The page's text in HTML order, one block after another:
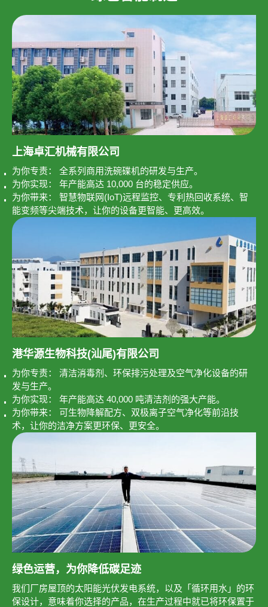
上海卓汇机械有限公司
为你专责： 全系列商用洗碗碟机的研发与生产。
为你实现： 年产能高达 10,000 台的稳定供应。
为你带来： 智慧物联网(IoT)远程监控、专利热回收系统、智
能变频等尖端技术，让你的设备更智能、更高效。
港华源生物科技(汕尾)有限公司
为你专责： 清洁消毒剂、环保排污处理及空气净化设备的研
发与生产。
为你实现： 年产能高达 40,000 吨清洁剂的强大产能。
为你带来： 可生物降解配方、双极离子空气净化等前沿技
术，让你的洁净方案更环保、更安全。
绿色运营，为你降低碳足迹
我们厂房屋顶的太阳能光伏发电系统，以及「循环用水」的环
保设计，意味着你选择的产品，在生产过程中就已将环保置于